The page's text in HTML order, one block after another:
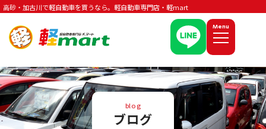
高砂・加古川で軽自動車を買うなら。軽自動車専門店・軽mart
Menu
blog
ブログ